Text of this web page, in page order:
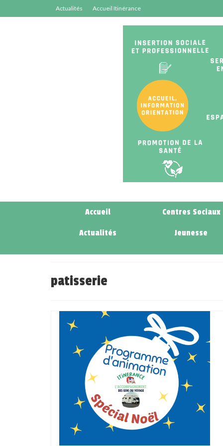
Actualités Accueil Itinérance
Accueil Centres Sociaux
Actualités Jeunesse
patisserie